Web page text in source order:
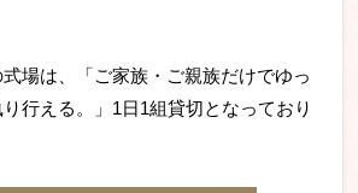
場は、「ご家族・ご親族だけでゆっ
行える。」1日1組貸切となっており